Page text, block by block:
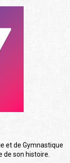
et de Gymnastique
de son histoire.